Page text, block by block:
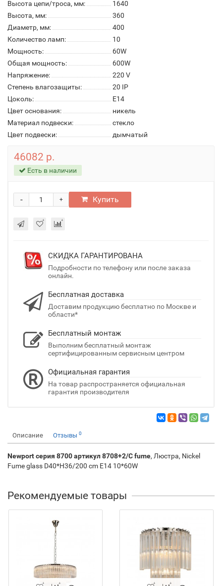
Высота цепи/троса, мм:
1640
Высота, мм:
360
Диаметр, мм:
400
Количество ламп:
10
Мощность:
60W
Общая мощность:
600W
Напряжение:
220 V
Степень влагозащиты:
20 IP
Цоколь:
Е14
Цвет основания:
никель
Материал подвески:
стекло
Цвет подвески:
дымчатый
46082 р.
Есть в наличии
+
- Купить
СКИДКА ГАРАНТИРОВАНА
Подробности по телефону или после заказа
онлайн.
Бесплатная доставка
Доставим продукцию бесплатно по Москве и
области*
Бесплатный монтаж
Выполним бесплатный монтаж
сертифицированным сервисным центром
Официальная гарантия
На товар распространяется официальная
гарантия производителя
Описание Отзывы 0
Newport серия 8700 артикул 8708+2/C fume, Люстра, Nickel
Fume glass D40*H36/200 cm E14 10*60W
Рекомендуемые товары